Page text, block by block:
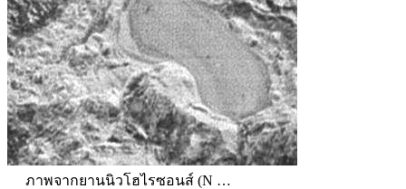
ภาพจากยานนิวโฮไรซอนส์ (N …